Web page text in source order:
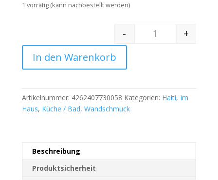
1 vorrätig (kann nachbestellt werden)
Quantity
-
+
In den Warenkorb
Artikelnummer: 4262407730058 Kategorien: Haiti, Im
Haus, Küche / Bad, Wandschmuck
Beschreibung
Produktsicherheit